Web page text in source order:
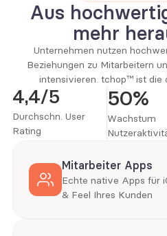
Aus
mehr
Unternehmen nutzen
Beziehungen zu Mitarbeitern
intensivieren. tchop™️ ist die
4,4/5
Durchschn. User
Rating
50%
Wachstum
Mitarbeiter Apps
Echte native Apps für
& Feel Ihres Kunden